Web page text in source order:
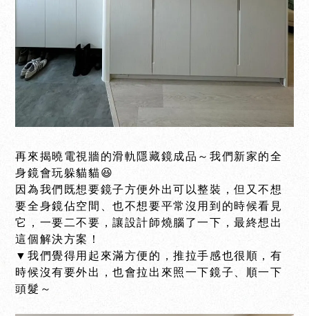
再來揭曉電視牆的滑軌隱藏鏡成品～我們新家的全
身鏡會玩躲貓貓😆
因為我們既想要鏡子方便外出可以整裝，但又不想
要全身鏡佔空間、也不想要平常沒用到的時候看見
它，一要二不要，讓設計師燒腦了一下，最終想出
這個解決方案！
▼我們覺得用起來滿方便的，推拉手感也很順，有
時候沒有要外出，也會拉出來照一下鏡子、順一下
頭髮～